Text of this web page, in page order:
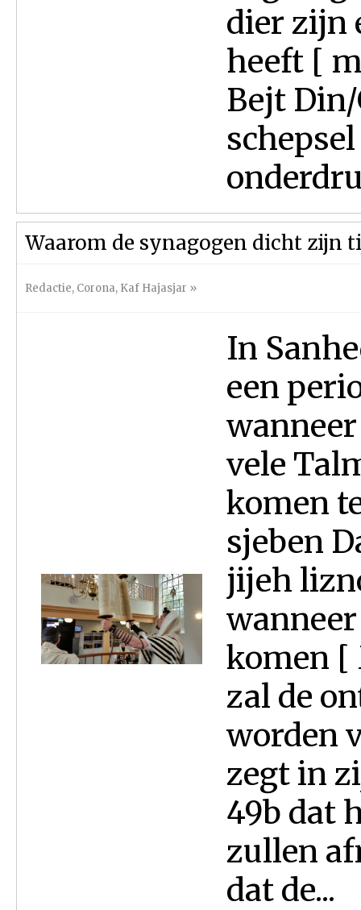
dier zijn
heeft [
Bejt
Waarom de synagogen dicht zijn
Redactie, Corona, Kaf Hajasjar »
In
een
vele
komen
sjeben
jijeh
komen [
zal de
worden
zegt in
49b dat
zullen
dat de...